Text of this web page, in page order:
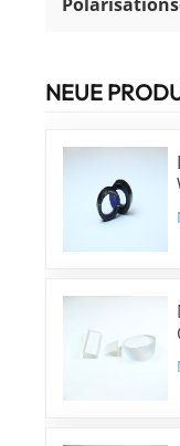
NEUE